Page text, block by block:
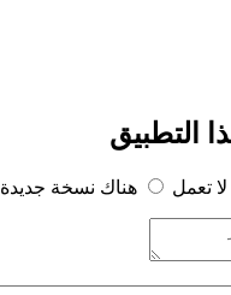
التطبيق
تعمل هناك نسخة جديدة